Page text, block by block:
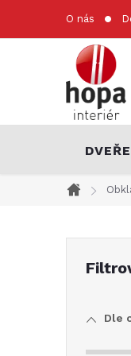
O nás
DVEŘE
Domů
Dle